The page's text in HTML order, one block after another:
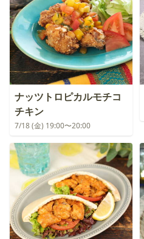
ナッツトロピカルモチコ
チキン
7/18 (金) 19:00〜20:00